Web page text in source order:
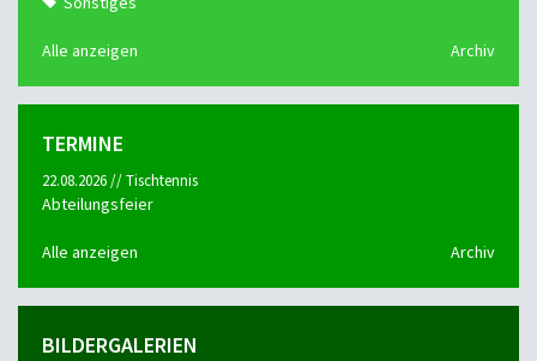
Alle anzeigen Archiv
TERMINE
22.08.2026 // Tischtennis
Abteilungsfeier
Alle anzeigen Archiv
BILDERGALERIEN